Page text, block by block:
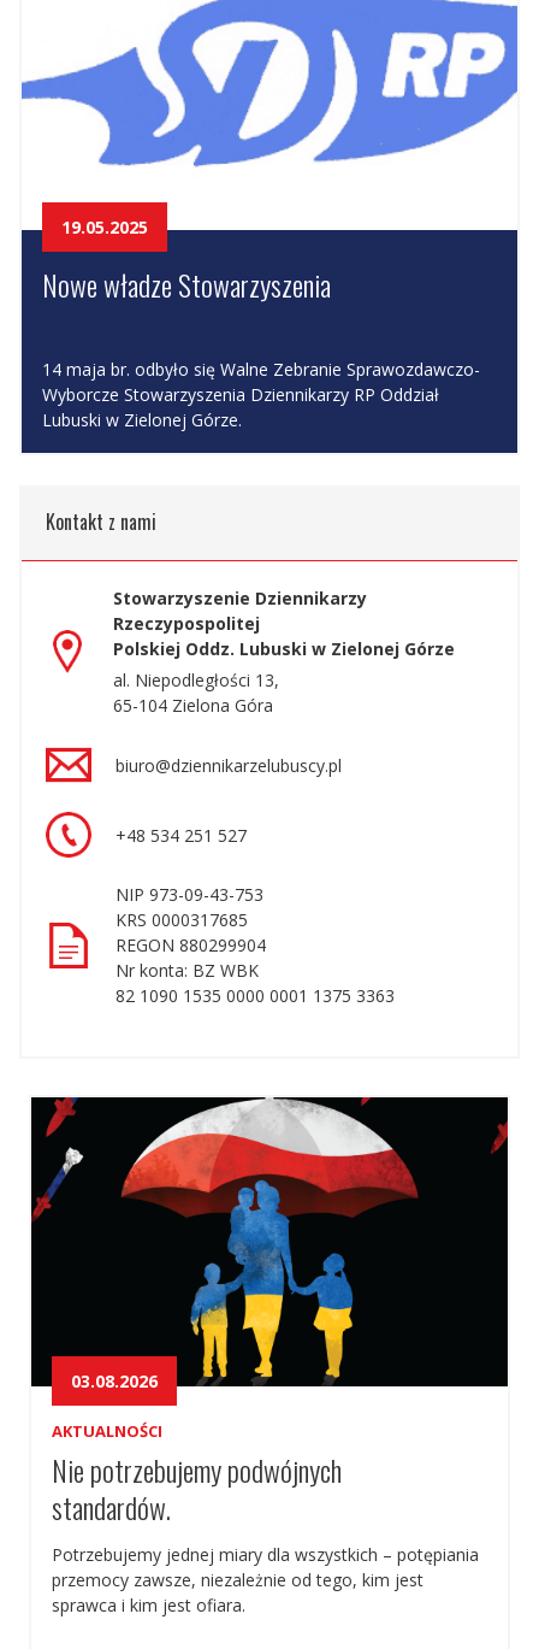
19.05.2025
Nowe władze Stowarzyszenia
14 maja br. odbyło się Walne Zebranie Sprawozdawczo-
Wyborcze Stowarzyszenia Dziennikarzy RP Oddział
Lubuski w Zielonej Górze.
Kontakt z nami
Stowarzyszenie Dziennikarzy
Rzeczypospolitej
Polskiej Oddz. Lubuski w Zielonej Górze
al. Niepodległości 13,
65-104 Zielona Góra
biuro@dziennikarzelubuscy.pl
+48 534 251 527
NIP 973-09-43-753
KRS 0000317685
REGON 880299904
Nr konta: BZ WBK
82 1090 1535 0000 0001 1375 3363
03.08.2026
AKTUALNOŚCI
Nie potrzebujemy podwójnych
standardów.
Potrzebujemy jednej miary dla wszystkich – potępiania
przemocy zawsze, niezależnie od tego, kim jest
sprawca i kim jest ofiara.